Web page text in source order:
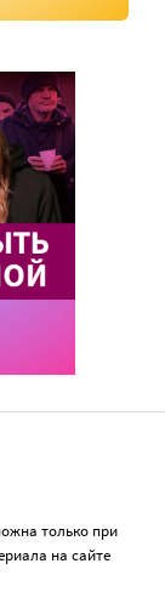
только при
на сайте